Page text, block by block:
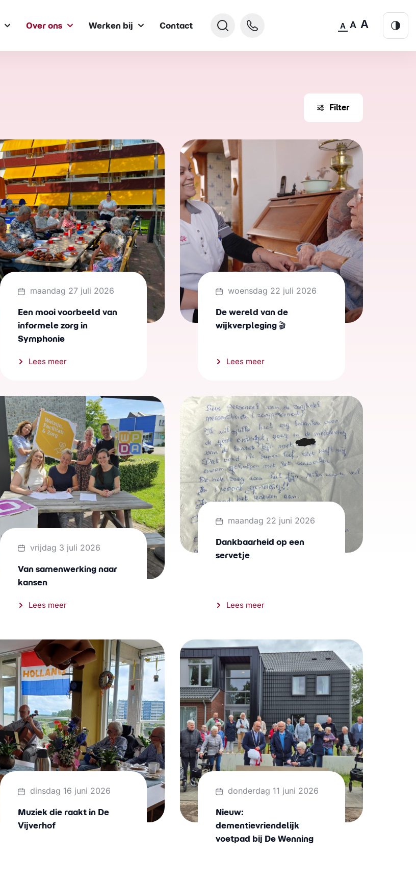
Over ons Werken bij Contact A A A
Filter
maandag 27 juli 2026
Een mooi voorbeeld van
informele zorg in
Symphonie
Lees meer
woensdag 22 juli 2026
De wereld van de
wijkverpleging 🎬
Lees meer
vrijdag 3 juli 2026
Van samenwerking naar
kansen
Lees meer
maandag 22 juni 2026
Dankbaarheid op een
servetje
Lees meer
dinsdag 16 juni 2026
Muziek die raakt in De
Vijverhof
donderdag 11 juni 2026
Nieuw:
dementievriendelijk
voetpad bij De Wenning